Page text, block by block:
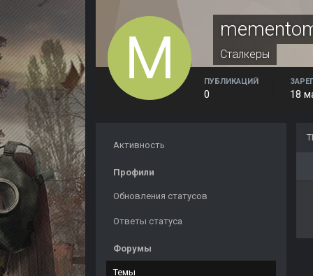
Сталкеры
ПУБЛИКАЦИЙ
0 18
Активность
Профили
Обновления статусов
Ответы статуса
Форумы
Темы